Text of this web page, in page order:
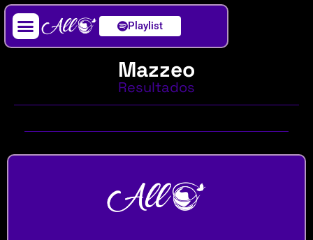
Playlist
Mazzeo
Resultados